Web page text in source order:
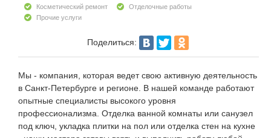
Косметический ремонт
Отделочные работы
Прочие услуги
Поделиться:
Мы - компания, которая ведет свою активную деятельность
в Санкт-Петербурге и регионе. В нашей команде работают
опытные специалисты высокого уровня
профессионализма. Отделка ванной комнаты или санузел
под ключ, укладка плитки на пол или отделка стен на кухне